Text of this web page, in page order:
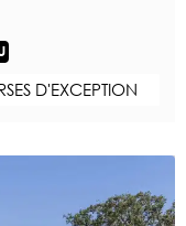
D'EXCEPTION